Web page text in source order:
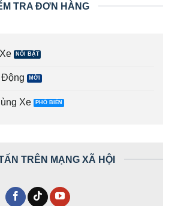
TRA ĐƠN HÀNG
Động
Xe
TRÊN MẠNG XÃ HỘI